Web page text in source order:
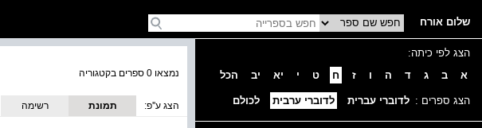
שלום אורח
הצג לפי כיתה:
א
ב ג ד ה ו ז ח ט י יא יב הכל
הצג ספרים : לדוברי עברית לדוברי ערבית לכולם
נמצאו 0 ספרים בקטגוריה
הצג ע''פ:
תמונת
רשימה